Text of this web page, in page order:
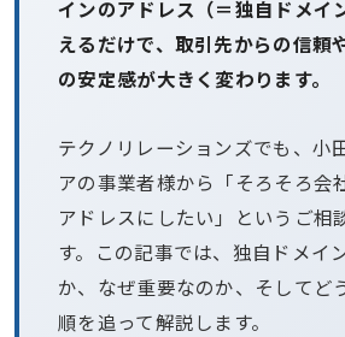
インのアドレス（＝独自ドメイ
えるだけで、取引先からの信頼
の安定感が大きく変わります。
テクノリレーションズでも、小
アの事業者様から「そろそろ会
アドレスにしたい」というご相
す。この記事では、独自ドメイ
か、なぜ重要なのか、そしてど
順を追って解説します。